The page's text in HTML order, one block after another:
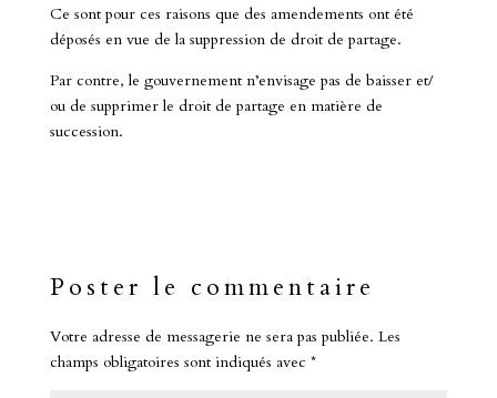
Ce sont pour ces raisons que des amendements ont été
déposés en vue de la suppression de droit de partage.
Par contre, le gouvernement n’envisage pas de baisser et/
ou de supprimer le droit de partage en matière de
succession.
Poster le commentaire
Votre adresse de messagerie ne sera pas publiée. Les
champs obligatoires sont indiqués avec *